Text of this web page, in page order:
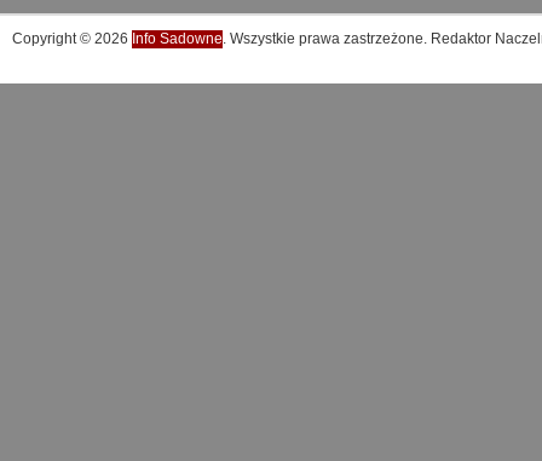
Copyright © 2026 Info Sadowne. Wszystkie prawa zastrzeżone. Redaktor